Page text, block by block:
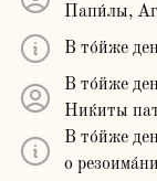
Папи́лы,
В то́йже
В то́йже
Ниќиты
В то́йже
о